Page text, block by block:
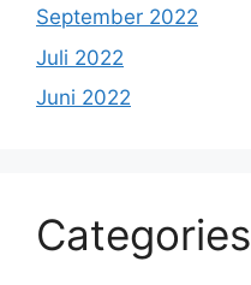
September 2022
Juli 2022
Juni 2022
Categories